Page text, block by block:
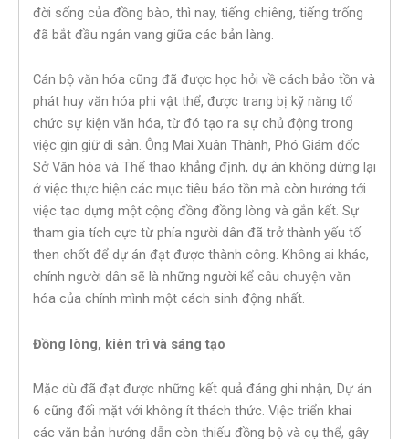
đời sống của đồng bào, thì nay, tiếng chiêng, tiếng trống
đã bắt đầu ngân vang giữa các bản làng.
Cán bộ văn hóa cũng đã được học hỏi về cách bảo tồn và
phát huy văn hóa phi vật thể, được trang bị kỹ năng tổ
chức sự kiện văn hóa, từ đó tạo ra sự chủ động trong
việc gìn giữ di sản. Ông Mai Xuân Thành, Phó Giám đốc
Sở Văn hóa và Thể thao khẳng định, dự án không dừng lại
ở việc thực hiện các mục tiêu bảo tồn mà còn hướng tới
việc tạo dựng một cộng đồng đồng lòng và gắn kết. Sự
tham gia tích cực từ phía người dân đã trở thành yếu tố
then chốt để dự án đạt được thành công. Không ai khác,
chính người dân sẽ là những người kể câu chuyện văn
hóa của chính mình một cách sinh động nhất.
Đồng lòng, kiên trì và sáng tạo
Mặc dù đã đạt được những kết quả đáng ghi nhận, Dự án
6 cũng đối mặt với không ít thách thức. Việc triển khai
các văn bản hướng dẫn còn thiếu đồng bộ và cụ thể, gây